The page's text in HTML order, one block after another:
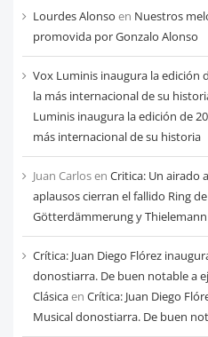
cada
mes
Lourdes Alonso en Nuestros
promovida por Gonzalo Alonso
Vox Luminis inaugura la edición
la más internacional de su
Luminis inaugura la edición de
más internacional de su historia
Juan Carlosen Critica: Un airado
aplausos cierran el fallido Ring
Götterdämmerung y
Crítica: Juan Diego Flórez
donostiarra. De buen notable a
Clásicaen Crítica: Juan Diego
Musical donostiarra. De buen